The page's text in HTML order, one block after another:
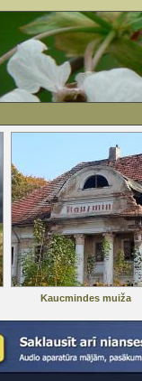
Kaucmindes muiža